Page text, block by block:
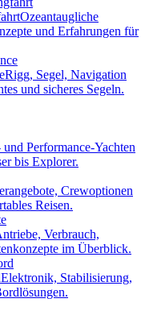
Ozeantaugliche
und Erfahrungen für
Rigg, Segel, Navigation
und sicheres Segeln.
Performance-Yachten
bis Explorer.
Crewoptionen
Reisen.
Verbrauch,
im Überblick.
Elektronik, Stabilisierung,